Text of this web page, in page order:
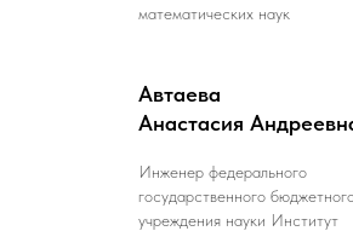
математических наук
Автаева
Анастасия
Инженер федерального
государственного
учреждения науки Институт